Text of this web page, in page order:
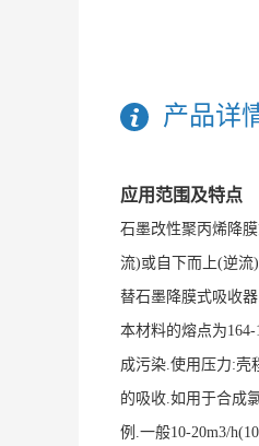
产品详
应用范围及特点
石墨改性聚丙烯降
流)或自下而上(逆流
替石墨降膜式吸收
本材料的熔点为
成污染.使用压力:壳
的吸收.如用于合成
例.一般10-20m3/